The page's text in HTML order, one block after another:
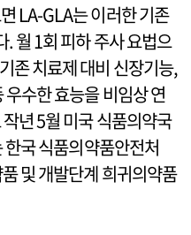
LA-GLA는 이러한 기존
월 1회 피하 주사 요법으
존 치료제 대비 신장기능,
수한 효능을 비임상 연
년 5월 미국 식품의약국
국 식품의약품안전처
및 개발단계 희귀의약품